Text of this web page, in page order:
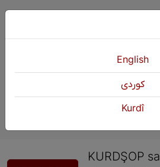
KURDŞOP
English
كوردی
Kurdî